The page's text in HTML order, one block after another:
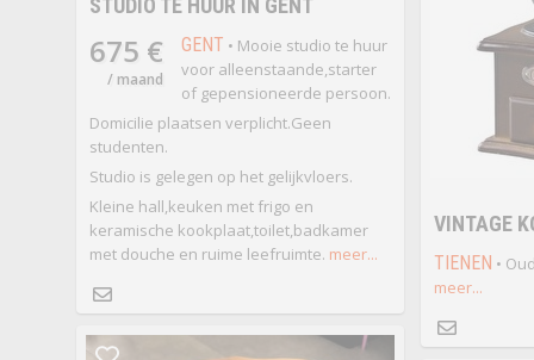
STUDIO TE HUUR IN GENT
675 €
/ maand
GENT • Mooie studio te huur
voor alleenstaande,starter
of gepensioneerde persoon.
Domicilie plaatsen verplicht.Geen
studenten.
Studio is gelegen op het gelijkvloers.
Kleine hall,keuken met frigo en
keramische kookplaat,toilet,badkamer
met douche en ruime leefruimte. meer...
VINTAGE
TIENEN •
meer...